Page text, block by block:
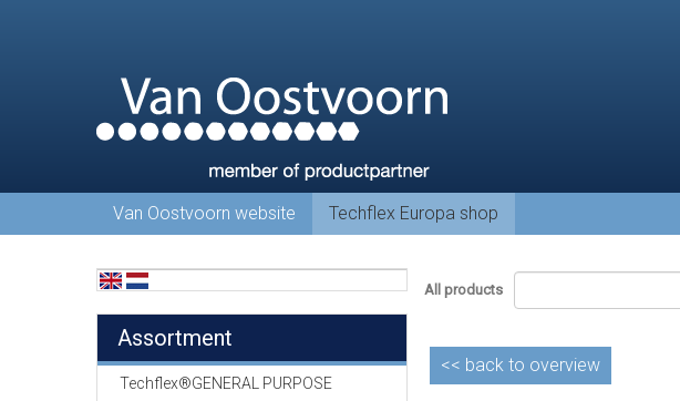
Van Oostvoorn website Techflex Europa shop
Assortment
Techflex®GENERAL PURPOSE
All products
<< back to overview